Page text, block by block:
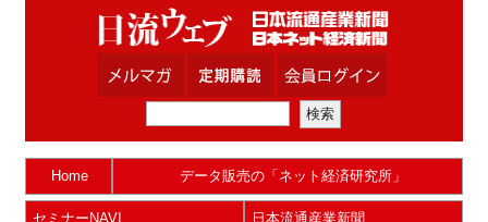
Home データ販売の「ネット経済研究所」
セミナーNAVI 日本流通産業新聞